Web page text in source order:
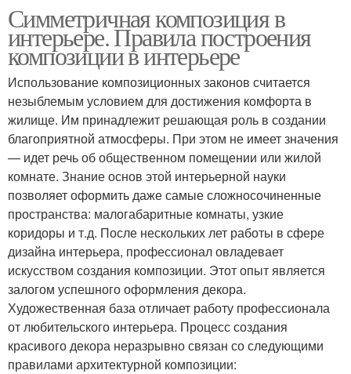
Симметричная композиция в
интерьере. Правила построения
композиции в интерьере
Использование композиционных законов считается
незыблемым условием для достижения комфорта в
жилище. Им принадлежит решающая роль в создании
благоприятной атмосферы. При этом не имеет значения
— идет речь об общественном помещении или жилой
комнате. Знание основ этой интерьерной науки
позволяет оформить даже самые сложносочиненные
пространства: малогабаритные комнаты, узкие
коридоры и т.д. После нескольких лет работы в сфере
дизайна интерьера, профессионал овладевает
искусством создания композиции. Этот опыт является
залогом успешного оформления декора.
Художественная база отличает работу профессионала
от любительского интерьера. Процесс создания
красивого декора неразрывно связан со следующими
правилами архитектурной композиции: